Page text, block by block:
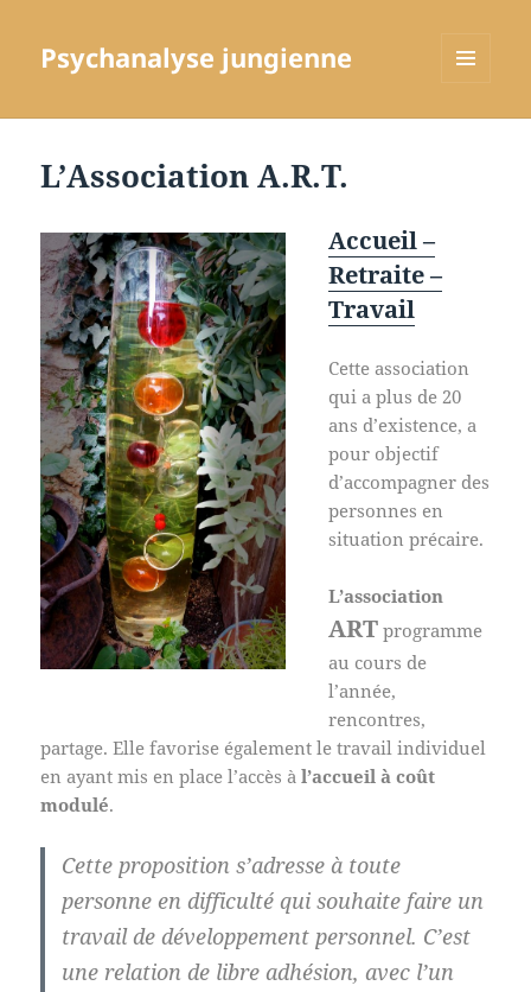
Psychanalyse jungienne
L’Association A.R.T.
Accueil –
Retraite –
Travail
Cette association
qui a plus de 20
ans d’existence, a
pour objectif
d’accompagner des
personnes en
situation précaire.
L’association
ARTprogramme
au cours de
l’année,
rencontres,
partage. Elle favorise également le travail individuel
en ayant mis en place l’accès àl’accueil à coût
modulé.
Cette proposition s’adresse à toute
personne en difficulté qui souhaite faire un
travail de développement personnel. C’est
une relation de libre adhésion, avec l’un